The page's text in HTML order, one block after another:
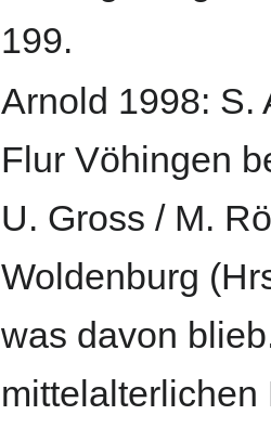
199.
Arnold 1998: S.
Flur Vöhingen
U. Gross / M.
Woldenburg
was davon